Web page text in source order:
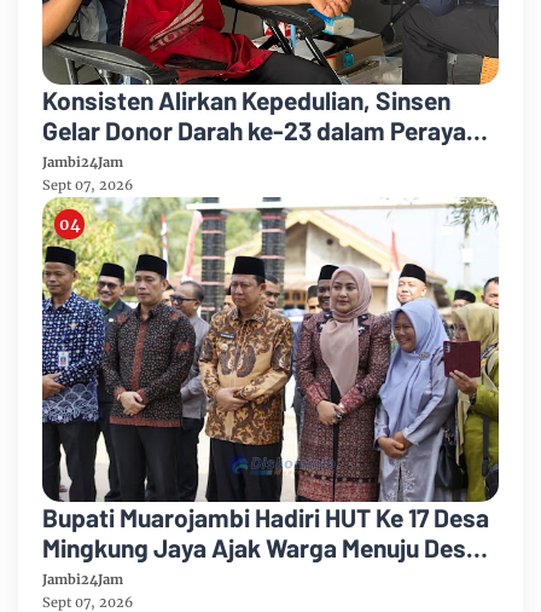
Konsisten Alirkan Kepedulian, Sinsen
Gelar Donor Darah ke-23 dalam Perayaan
Anniversary Sinsen
Jambi24Jam
Sept 07, 2026
Bupati Muarojambi Hadiri HUT Ke 17 Desa
Mingkung Jaya Ajak Warga Menuju Desa
Mandiri 2026
Jambi24Jam
Sept 07, 2026